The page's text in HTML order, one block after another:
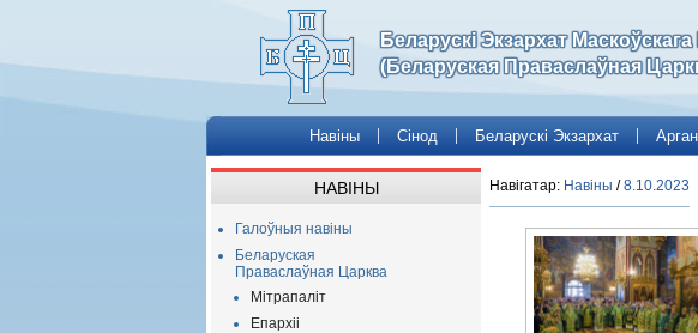
Беларускі Экзархат
(Беларуская Праваслаўная
Навіны Сінод Беларускі Экзархат
НАВІНЫ
Галоўныя навіны
Беларуская
Праваслаўная Царква
Мітрапаліт
Епархіі
Навігатар: Навіны /8.10.2023